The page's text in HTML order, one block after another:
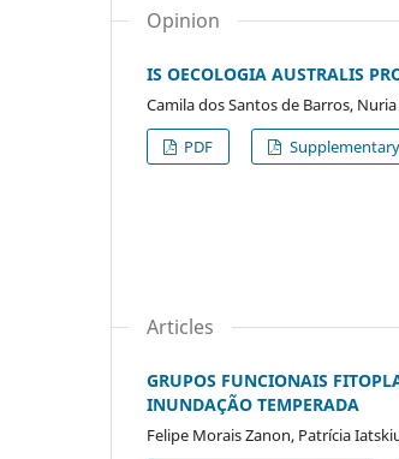
Opinion
IS OECOLOGIA AUSTRALIS
Camila dos Santos de Barros,
PDF
Articles
GRUPOS FUNCIONAIS
INUNDAÇÃO TEMPERADA
Felipe Morais Zanon, Patrícia